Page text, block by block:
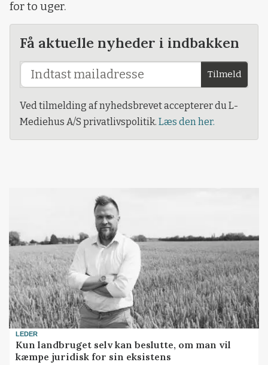
for to uger.
Få aktuelle nyheder i indbakken
Tilmeld
Ved tilmelding af nyhedsbrevet accepterer du L-
Mediehus A/S privatlivspolitik. Læs den her.
LEDER
Kun landbruget selv kan beslutte, om man vil
kæmpe juridisk for sin eksistens